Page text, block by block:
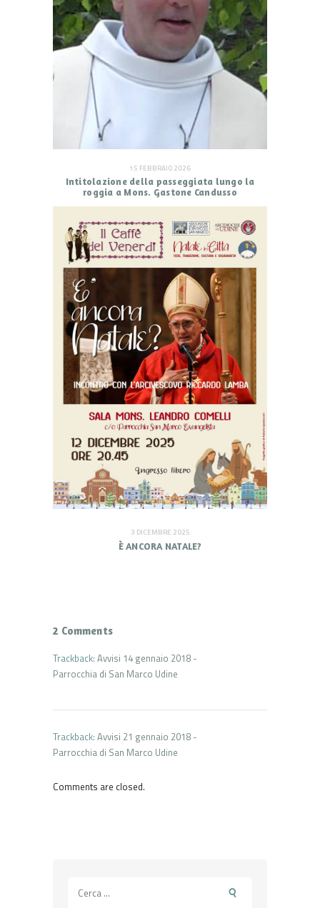
15 FEBBRAIO 2026
Intitolazione della passeggiata lungo la
roggia a Mons. Gastone Candusso
3 DICEMBRE 2025
È ANCORA NATALE?
2 Comments
Trackback: Avvisi 14 gennaio 2018 -
Parrocchia di San Marco Udine
Trackback: Avvisi 21 gennaio 2018 -
Parrocchia di San Marco Udine
Comments are closed.
per: